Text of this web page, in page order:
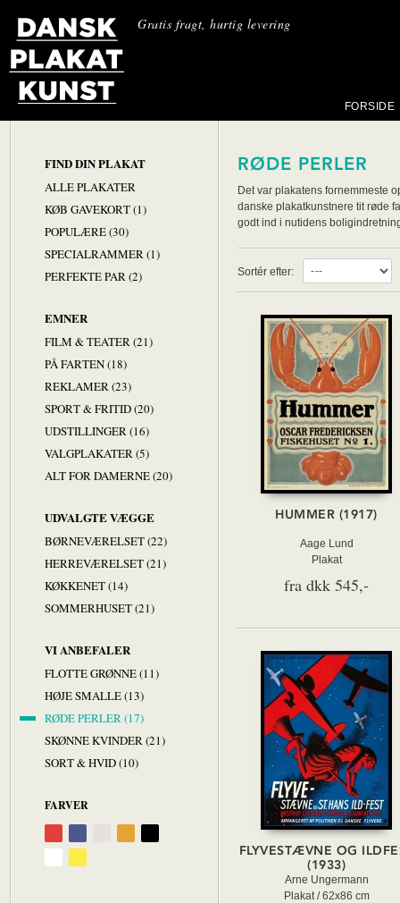
Gratis fragt, hurtig levering
FORSIDE
FIND DIN PLAKAT
ALLE PLAKATER
KØB GAVEKORT (1)
POPULÆRE (30)
SPECIALRAMMER (1)
PERFEKTE PAR (2)
EMNER
FILM & TEATER (21)
PÅ FARTEN (18)
REKLAMER (23)
SPORT & FRITID (20)
UDSTILLINGER (16)
VALGPLAKATER (5)
ALT FOR DAMERNE (20)
UDVALGTE VÆGGE
BØRNEVÆRELSET (22)
HERREVÆRELSET (21)
KØKKENET (14)
SOMMERHUSET (21)
VI ANBEFALER
FLOTTE GRØNNE (11)
HØJE SMALLE (13)
RØDE PERLER (17)
SKØNNE KVINDER (21)
SORT & HVID (10)
FARVER
RØDE PERLER
Det var plakatens fornemmeste
danske plakatkunstnere tit røde
godt ind i nutidens
Sortér efter:
HUMMER (1917)
Aage Lund
Plakat
fra dkk 545,-
FLYVESTÆVNE OG
(1933)
Arne Ungermann
Plakat / 62x86 cm